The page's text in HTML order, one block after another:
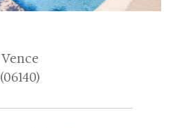
Vence
(06140)